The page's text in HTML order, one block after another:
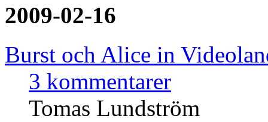
2009-02-16
Burst och Alice in
3 kommentarer
Tomas Lundström